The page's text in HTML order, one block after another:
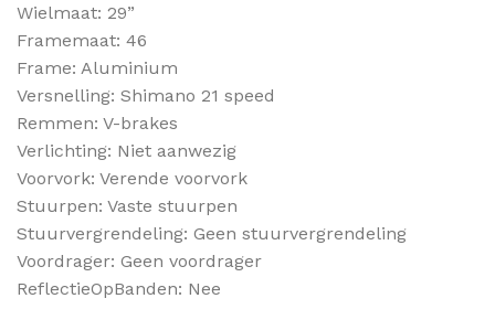
Wielmaat: 29”
Framemaat: 46
Frame: Aluminium
Versnelling: Shimano 21 speed
Remmen: V-brakes
Verlichting: Niet aanwezig
Voorvork: Verende voorvork
Stuurpen: Vaste stuurpen
Stuurvergrendeling: Geen stuurvergrendeling
Voordrager: Geen voordrager
ReflectieOpBanden: Nee